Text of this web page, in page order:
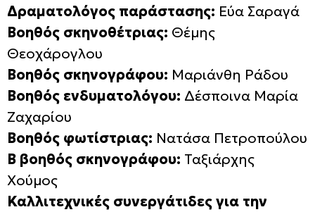
Δραματολόγος παράστασης: Εύα Σαραγά
Βοηθός σκηνοθέτριας: Θέμης
Θεοχάρογλου
Βοηθός σκηνογράφου: Μαριάνθη Ράδου
Βοηθός ενδυματολόγου: Δέσποινα Μαρία
Ζαχαρίου
Βοηθός φωτίστριας: Νατάσα Πετροπούλου
Β΄ βοηθός σκηνογράφου: Ταξιάρχης
Χούμος
Καλλιτεχνικές συνεργάτιδες για την